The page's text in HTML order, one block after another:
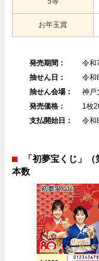
お年玉賞
発売期間：
令和
抽せん日：
令和
抽せん会場：
神戸
発売価格：
1枚
支払開始日：
令和
「初夢宝くじ」
本数